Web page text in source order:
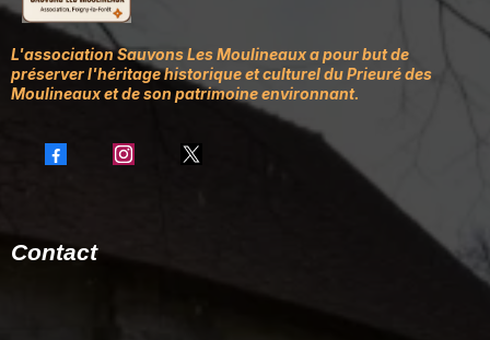
L'association Sauvons Les Moulineaux a pour but de
préserver l'héritage historique et culturel du Prieuré des
Moulineaux et de son patrimoine environnant.
Contact